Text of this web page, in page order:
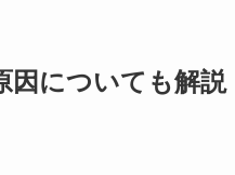
因についても解説